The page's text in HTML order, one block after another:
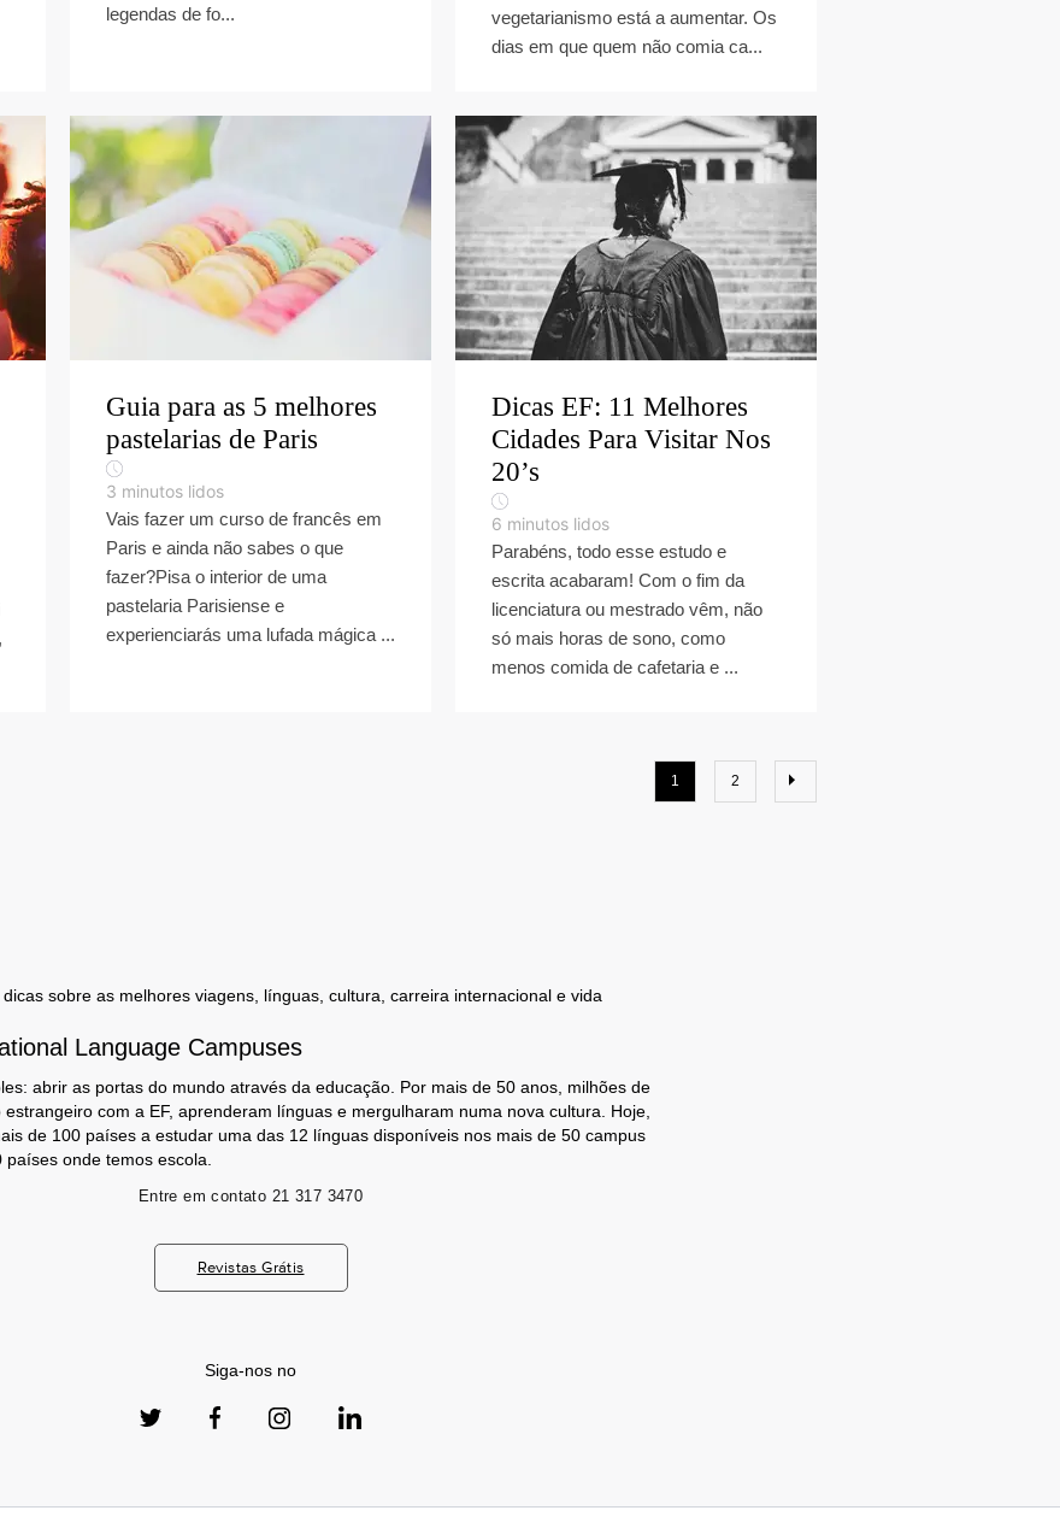
legendas de fo...
vegetarianismo está a aumentar. Os
dias em que quem não comia ca...
Guia para as 5 melhores
pastelarias de Paris
3 minutos lidos
Vais fazer um curso de francês em
Paris e ainda não sabes o que
fazer?Pisa o interior de uma
pastelaria Parisiense e
experienciarás uma lufada mágica ...
Dicas EF: 11 Melhores
Cidades Para Visitar Nos
20’s
6 minutos lidos
Parabéns, todo esse estudo e
escrita acabaram! Com o fim da
licenciatura ou mestrado vêm, não
só mais horas de sono, como
menos comida de cafetaria e ...
1 2
sobre as melhores viagens, línguas, cultura, carreira internacional e vida
Language Campuses
abrir as portas do mundo através da educação. Por mais de 50 anos, milhões de
com a EF, aprenderam línguas e mergulharam numa nova cultura. Hoje,
de 100 países a estudar uma das 12 línguas disponíveis nos mais de 50 campus
onde temos escola.
Entre em contato 21 317 3470
Revistas Grátis
Siga-nos no